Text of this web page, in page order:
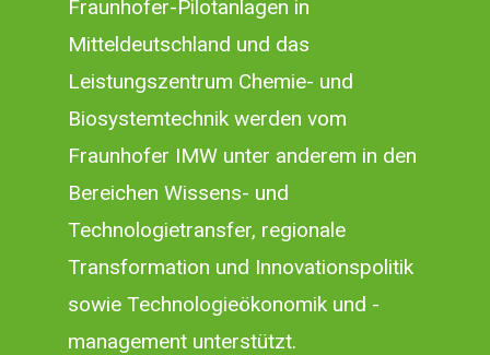
Fraunhofer-Pilotanlagen in
Mitteldeutschland und das
Leistungszentrum Chemie- und
Biosystemtechnik werden vom
Fraunhofer IMW unter anderem in den
Bereichen Wissens- und
Technologietransfer, regionale
Transformation und Innovationspolitik
sowie Technologieökonomik und -
management unterstützt.